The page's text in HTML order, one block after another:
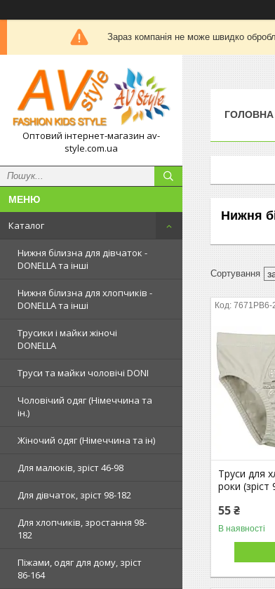
Зараз компанія не може швидко
Оптовий інтернет-магазин av-
style.com.ua
Каталог
Нижня білизна для дівчаток -
DONELLA та інші
Нижня білизна для хлопчиків -
DONELLA та інші
Трусики і майки жіночі
DONELLA
Труси та майки чоловічі DONI
Чоловічий одяг (Німеччина та
ін.)
Жіночий одяг (Німеччина та ін)
Для малюків, зріст 46-98
Для дівчаток, зріст 98-182
Для хлопчиків, зростання 98-
182
Піжами, одяг для дому, зріст
86-164
ГОЛОВНА
Нижня
7671PB6-
Труси для
роки (зріст
55 ₴
В наявності